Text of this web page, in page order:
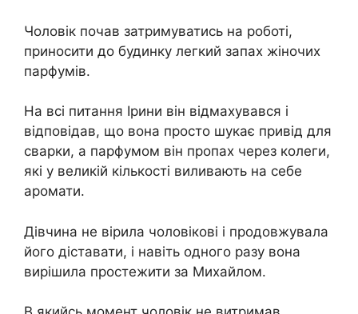
Чоловік почав затримуватись на роботі,
приносити до будинку легкий запах жіночих
парфумів.
На всі питання Ірини він відмахувався і
відповідав, що вона просто шукає привід для
сварки, а парфумом він пропах через колеги,
які у великій кількості виливають на себе
аромати.
Дівчина не вірила чоловікові і продовжувала
його діставати, і навіть одного разу вона
вирішила простежити за Михайлом.